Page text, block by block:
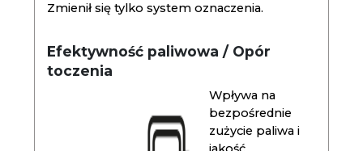
Zmienił się tylko system oznaczenia.
Efektywność paliwowa / Opór
toczenia
Wpływa na
bezpośrednie
zużycie paliwa i